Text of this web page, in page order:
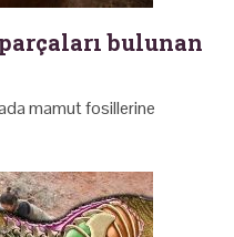
bulunan
mamut fosillerine